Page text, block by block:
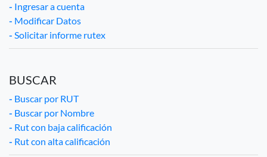
- Ingresar a cuenta
- Modificar Datos
- Solicitar informe rutex
BUSCAR
- Buscar por RUT
- Buscar por Nombre
- Rut con baja calificación
- Rut con alta calificación